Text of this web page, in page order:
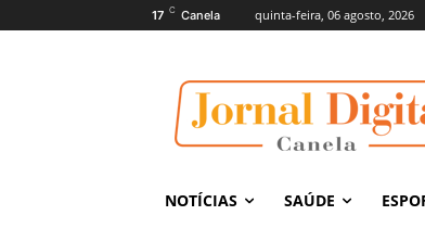
17 C Canela quinta-feira, 06 agosto, 2026
NOTÍCIAS SAÚDE